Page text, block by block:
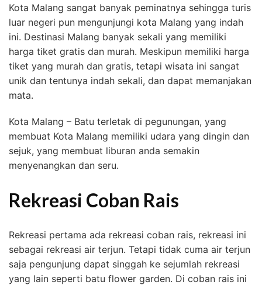
Kota Malang sangat banyak peminatnya sehingga turis
luar negeri pun mengunjungi kota Malang yang indah
ini. Destinasi Malang banyak sekali yang memiliki
harga tiket gratis dan murah. Meskipun memiliki harga
tiket yang murah dan gratis, tetapi wisata ini sangat
unik dan tentunya indah sekali, dan dapat memanjakan
mata.
Kota Malang – Batu terletak di pegunungan, yang
membuat Kota Malang memiliki udara yang dingin dan
sejuk, yang membuat liburan anda semakin
menyenangkan dan seru.
Rekreasi Coban Rais
Rekreasi pertama ada rekreasi coban rais, rekreasi ini
sebagai rekreasi air terjun. Tetapi tidak cuma air terjun
saja pengunjung dapat singgah ke sejumlah rekreasi
yang lain seperti batu flower garden. Di coban rais ini